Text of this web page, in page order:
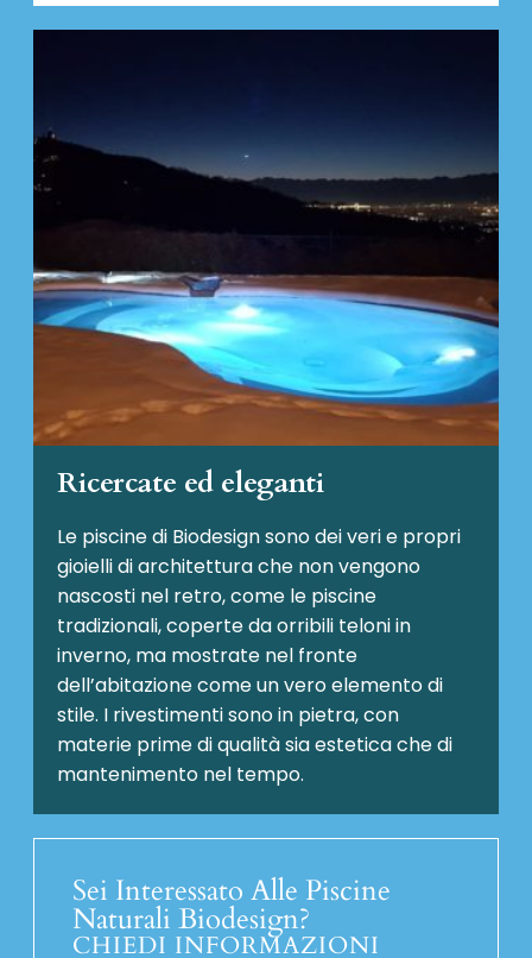
Ricercate ed eleganti
Le piscine di Biodesign sono dei veri e propri
gioielli di architettura che non vengono
nascosti nel retro, come le piscine
tradizionali, coperte da orribili teloni in
inverno, ma mostrate nel fronte
dell’abitazione come un vero elemento di
stile. I rivestimenti sono in pietra, con
materie prime di qualità sia estetica che di
mantenimento nel tempo.
Sei Interessato Alle Piscine
Naturali Biodesign?
CHIEDI INFORMAZIONI